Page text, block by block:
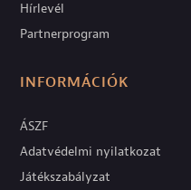
Hírlevél
Partnerprogram
INFORMÁCIÓK
ÁSZF
Adatvédelmi nyilatkozat
Játékszabályzat